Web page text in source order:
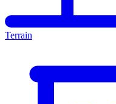
Terrain